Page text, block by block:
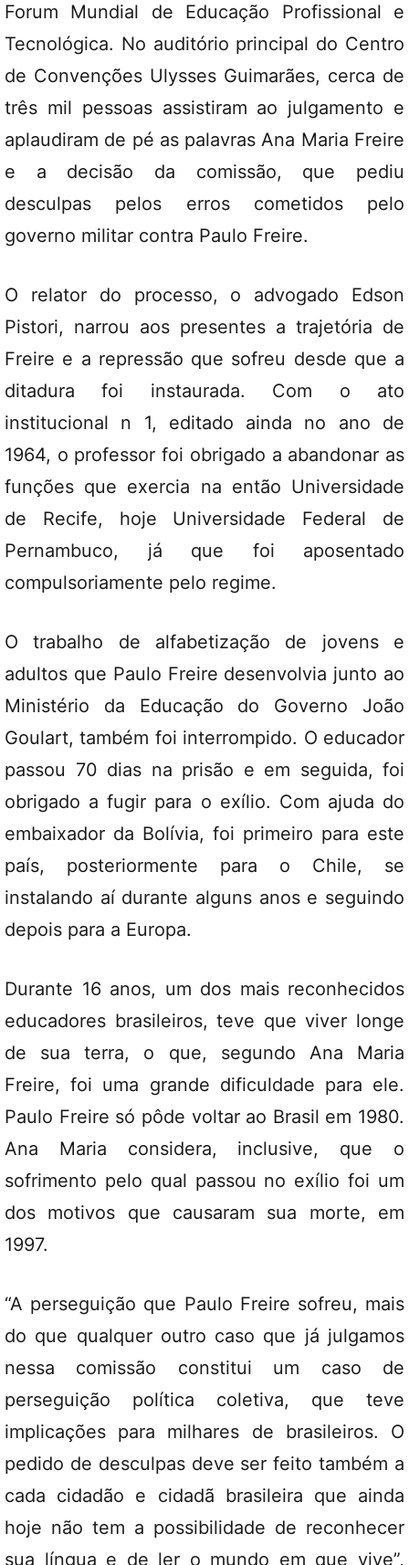
Forum Mundial de Educação Profissional e
Tecnológica. No auditório principal do Centro
de Convenções Ulysses Guimarães, cerca de
três mil pessoas assistiram ao julgamento e
aplaudiram de pé as palavras Ana Maria Freire
e a decisão da comissão, que pediu
desculpas pelos erros cometidos pelo
governo militar contra Paulo Freire.
O relator do processo, o advogado Edson
Pistori, narrou aos presentes a trajetória de
Freire e a repressão que sofreu desde que a
ditadura foi instaurada. Com o ato
institucional n 1, editado ainda no ano de
1964, o professor foi obrigado a abandonar as
funções que exercia na então Universidade
de Recife, hoje Universidade Federal de
Pernambuco, já que foi aposentado
compulsoriamente pelo regime.
O trabalho de alfabetização de jovens e
adultos que Paulo Freire desenvolvia junto ao
Ministério da Educação do Governo João
Goulart, também foi interrompido. O educador
passou 70 dias na prisão e em seguida, foi
obrigado a fugir para o exílio. Com ajuda do
embaixador da Bolívia, foi primeiro para este
país, posteriormente para o Chile, se
instalando aí durante alguns anos e seguindo
depois para a Europa.
Durante 16 anos, um dos mais reconhecidos
educadores brasileiros, teve que viver longe
de sua terra, o que, segundo Ana Maria
Freire, foi uma grande dificuldade para ele.
Paulo Freire só pôde voltar ao Brasil em 1980.
Ana Maria considera, inclusive, que o
sofrimento pelo qual passou no exílio foi um
dos motivos que causaram sua morte, em
1997.
“A perseguição que Paulo Freire sofreu, mais
do que qualquer outro caso que já julgamos
nessa comissão constitui um caso de
perseguição política coletiva, que teve
implicações para milhares de brasileiros. O
pedido de desculpas deve ser feito também a
cada cidadão e cidadã brasileira que ainda
hoje não tem a possibilidade de reconhecer
sua língua e de ler o mundo em que vive”,